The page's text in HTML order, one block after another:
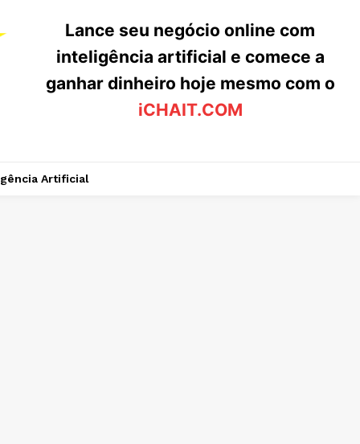
Lance seu negócio online com
inteligência artificial e comece a
ganhar dinheiro hoje mesmo com o
iCHAIT.COM
Artificial